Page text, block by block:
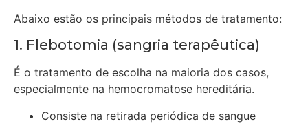
Abaixo estão os principais métodos de tratamento:
1. Flebotomia (sangria terapêutica)
É o tratamento de escolha na maioria dos casos,
especialmente na hemocromatose hereditária.
Consiste na retirada periódica de sangue